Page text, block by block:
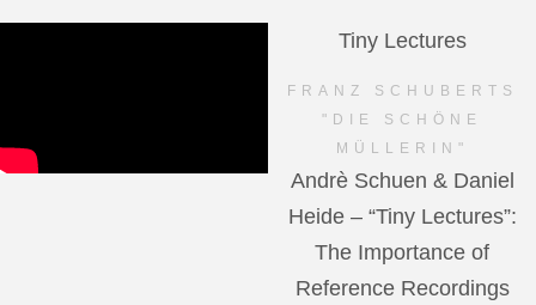
Tiny Lectures
FRANZ SCHUBERTS
"DIE SCHÖNE
MÜLLERIN"
Andrè Schuen & Daniel
Heide – “Tiny Lectures”:
The Importance of
Reference Recordings